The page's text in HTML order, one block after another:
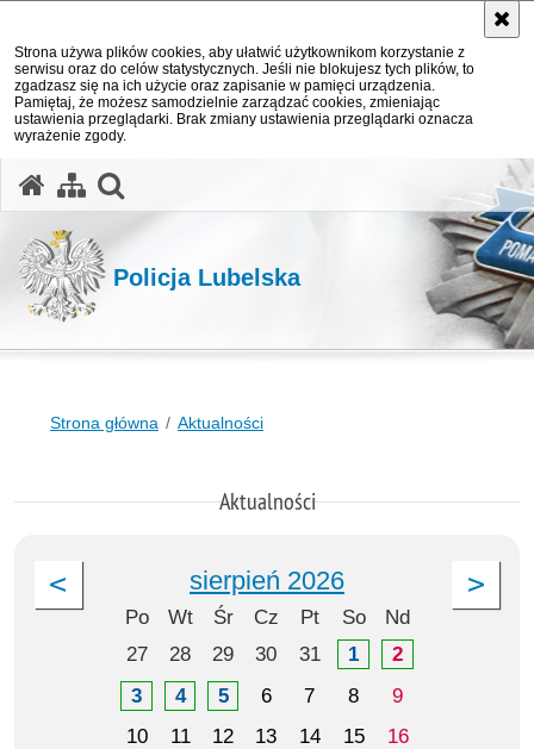
Strona używa plików cookies, aby ułatwić użytkownikom korzystanie z
serwisu oraz do celów statystycznych. Jeśli nie blokujesz tych plików, to
zgadzasz się na ich użycie oraz zapisanie w pamięci urządzenia.
Pamiętaj, że możesz samodzielnie zarządzać cookies, zmieniając
ustawienia przeglądarki. Brak zmiany ustawienia przeglądarki oznacza
wyrażenie zgody.
Policja Lubelska
Strona główna Aktualności
Aktualności
sierpień 2026
Po Wt Śr Cz Pt So
Nd
27
28 29 30 31 1
2
3
4 5 6 7 8
9
10
11 12 13 14 15
16